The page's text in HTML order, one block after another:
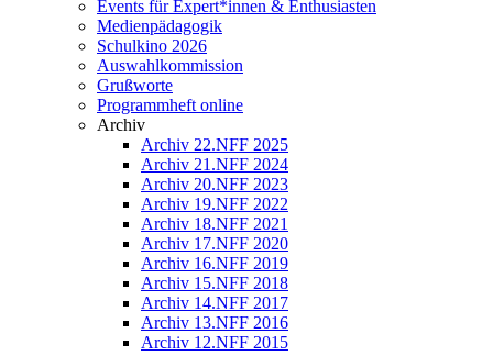
Events für Expert*innen & Enthusiasten
Medienpädagogik
Schulkino 2026
Auswahlkommission
Grußworte
Programmheft online
Archiv
Archiv 22.NFF 2025
Archiv 21.NFF 2024
Archiv 20.NFF 2023
Archiv 19.NFF 2022
Archiv 18.NFF 2021
Archiv 17.NFF 2020
Archiv 16.NFF 2019
Archiv 15.NFF 2018
Archiv 14.NFF 2017
Archiv 13.NFF 2016
Archiv 12.NFF 2015